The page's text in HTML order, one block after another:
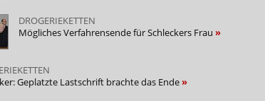
DROGERIEKETTEN
Mögliches Verfahrensende für Schleckers Frau
Geplatzte Lastschrift brachte das Ende